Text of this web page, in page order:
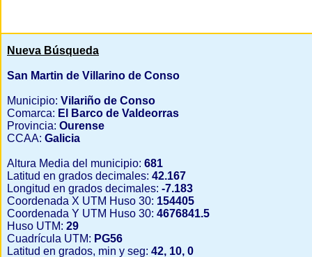
Nueva Búsqueda
San Martin de Villarino de Conso
Municipio: Vilariño de Conso
Comarca: El Barco de Valdeorras
Provincia: Ourense
CCAA: Galicia
Altura Media del municipio: 681
Latitud en grados decimales: 42.167
Longitud en grados decimales: -7.183
Coordenada X UTM Huso 30: 154405
Coordenada Y UTM Huso 30: 4676841.5
Huso UTM: 29
Cuadrícula UTM: PG56
Latitud en grados, min y seg: 42, 10, 0